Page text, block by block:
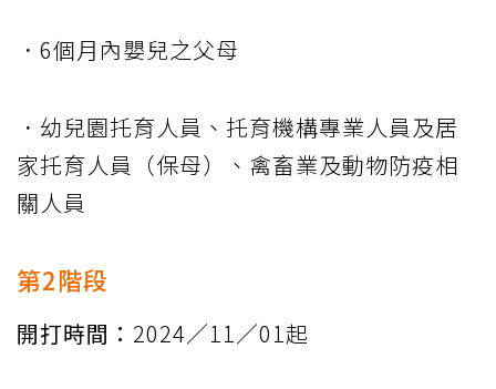
．6個月內嬰兒之父母
．幼兒園托育人員、托育機構專業人員及居
家托育人員（保母）、禽畜業及動物防疫相
關人員
第2階段
開打時間： 2024／11／01起